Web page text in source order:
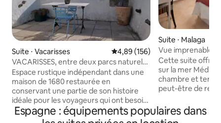
Suite ⋅ Vacarisses Évaluation moyenne sur la
4,89 (156)
VACARISSES, entre deux parcs naturels
et près de BCN
Espace rustique indépendant dans une
maison de 1680 restaurée en
conservant une partie de son histoire
idéale pour les voyageurs qui ont besoin
de faire un rêve réparateur prendre un
bon bain et prévoient d'être dehors
Suite ⋅ Malaga
Vue imprenable
Cette suite offre
sur la mer
chambre et
peut-être de
lumineux et
récemment
Espagne : équipements populaires dans